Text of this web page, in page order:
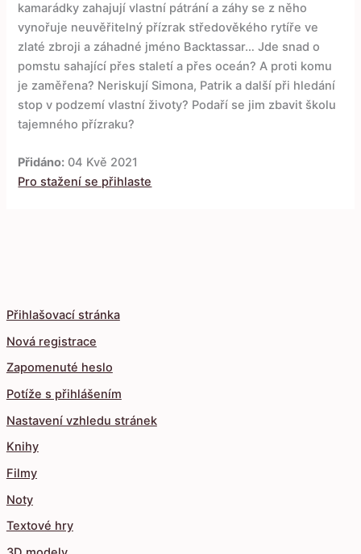
Přihlašovací stránka
Nová registrace
Zapomenuté heslo
Potíže s přihlášením
Nastavení vzhledu stránek
Knihy
Filmy
Noty
Textové hry
kamarádky zahajují vlastní pátrání a záhy se z něho
vynořuje neuvěřitelný přízrak středověkého rytíře ve
zlaté zbroji a záhadné jméno Backtassar… Jde snad o
pomstu sahající přes staletí a přes oceán? A proti komu
je zaměřena? Neriskují Simona, Patrik a další při hledání
stop v podzemí vlastní životy? Podaří se jim zbavit školu
tajemného přízraku?
Přidáno: 04 Kvě 2021
Pro stažení se přihlaste